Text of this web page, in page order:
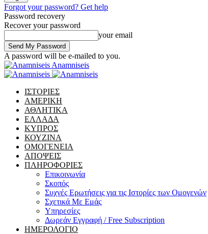
Forgot your password? Get help
Password recovery
Recover your password
your email
A password will be e-mailed to you.
Anamniseis
ΙΣΤΟΡΙΕΣ
ΑΜΕΡΙΚΗ
ΑΘΛΗΤΙΚΑ
ΕΛΛΑΔΑ
ΚΥΠΡΟΣ
ΚΟΥΖΙΝΑ
ΟΜΟΓΕΝΕΙΑ
ΑΠΟΨΕΙΣ
ΠΛΗΡΟΦΟΡΙΕΣ
Επικοινωνία
Σκοπός
Συχνές Ερωτήσεις για τις Ιστορίες των Ομογενών
Σχετικά Με Εμάς
Υπηρεσίες
Δωρεάν Εγγραφή / Free Subscription
ΗΜΕΡΟΛΟΓΙΟ